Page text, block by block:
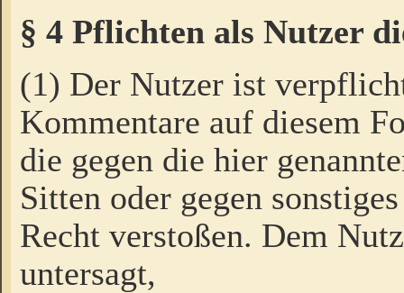
§ 4 Pflichten als Nutzer
(1) Der Nutzer ist
Kommentare auf diesem
die gegen die hier
Sitten oder gegen
Recht verstoßen. Dem
untersagt,